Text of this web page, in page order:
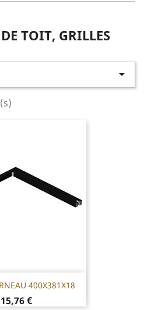
TOIT, GRILLES

400X381X18
€